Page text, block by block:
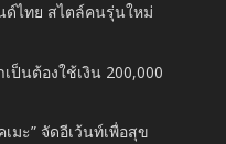
ด์ไทย สไตล์คนรุ่นใหม่
ป็นต้องใช้เงิน 200,000
มะ” จัดอีเว้นท์เพื่อสุข